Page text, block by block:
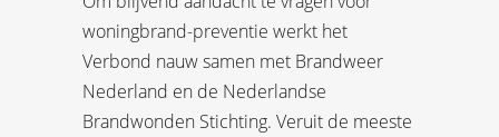
woningbrand-preventie werkt het
Verbond nauw samen met Brandweer
Nederland en de Nederlandse
Brandwonden Stichting. Veruit de meeste